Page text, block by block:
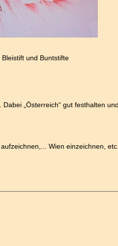
und Buntstifte
„Österreich“ gut festhalten
Wien einzeichnen, etc.